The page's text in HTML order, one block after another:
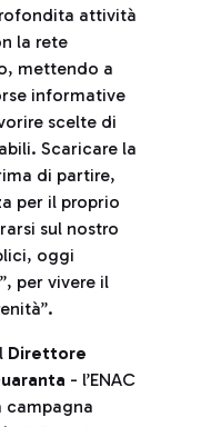
attività
la rete
mettendo a
informative
scelte di
Scaricare la
di partire,
per il proprio
sul nostro
oggi
per vivere il
Direttore
- l’ENAC
campagna